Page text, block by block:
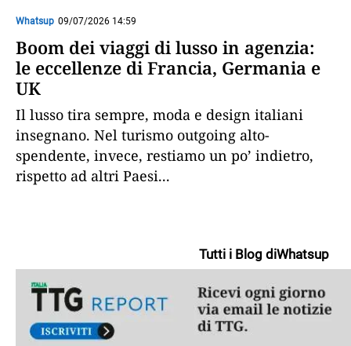
Whatsup 09/07/2026 14:59
Boom dei viaggi di lusso in agenzia:
le eccellenze di Francia, Germania e
UK
Il lusso tira sempre, moda e design italiani
insegnano. Nel turismo outgoing alto-
spendente, invece, restiamo un po’ indietro,
rispetto ad altri Paesi...
Tutti i Blog diWhatsup